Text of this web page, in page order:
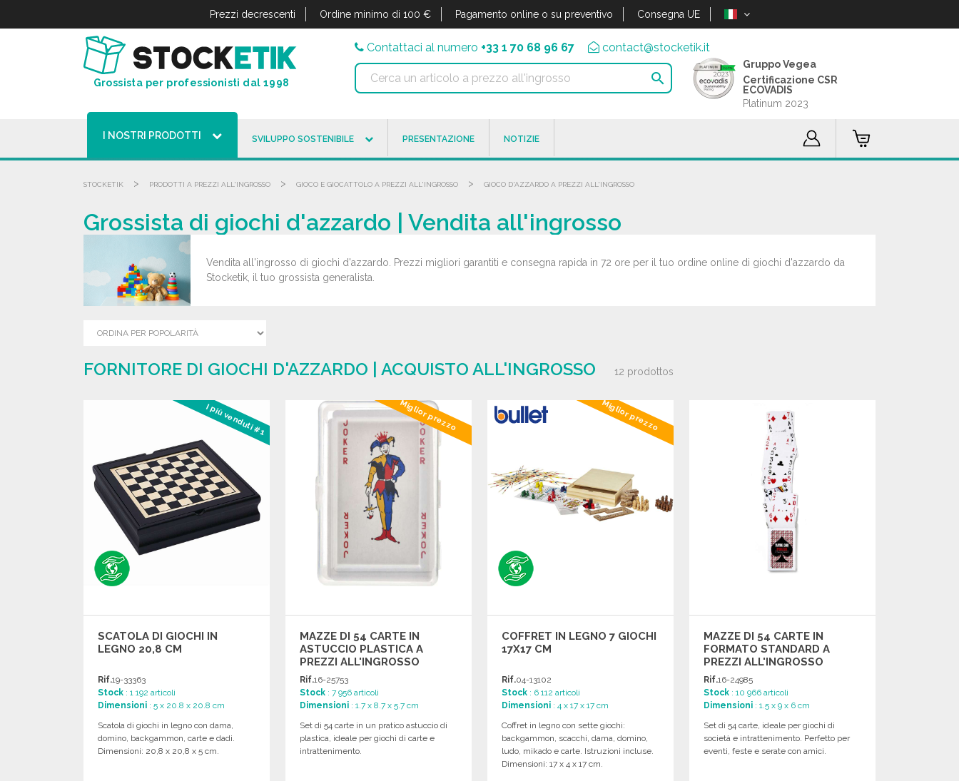
Prezzi decrescenti Ordine minimo di 100 € Pagamento online o su preventivo Consegna UE
Grossista per professionisti dal 1998
Contattaci al numero +33 1 70 68 96 67 contact@stocketik.it

Gruppo Vegea
Certificazione CSR
ECOVADIS
Platinum 2023
I NOSTRI PRODOTTI SVILUPPO SOSTENIBILE PRESENTAZIONE NOTIZIE
STOCKETIK > PRODOTTI A PREZZI ALL'INGROSSO > GIOCO E GIOCATTOLO A PREZZI ALL'INGROSSO > GIOCO D'AZZARDO A PREZZI ALL'INGROSSO
Grossista di giochi d'azzardo | Vendita all'ingrosso
Vendita all'ingrosso di giochi d'azzardo. Prezzi migliori garantiti e consegna rapida in 72 ore per il tuo ordine online di giochi d'azzardo da
Stocketik, il tuo grossista generalista.
FORNITORE DI GIOCHI D'AZZARDO | ACQUISTO ALL'INGROSSO 12 prodottos
I più venduti #1
SCATOLA DI GIOCHI IN
LEGNO 20,8 CM
Rif.19-33363
Stock : 1 192 articoli
Dimensioni : 5 x 20.8 x 20.8 cm
Scatola di giochi in legno con dama,
domino, backgammon, carte e dadi.
Dimensioni: 20,8 x 20,8 x 5 cm.
Miglior prezzo
MAZZE DI 54 CARTE IN
ASTUCCIO PLASTICA A
PREZZI ALL'INGROSSO
Rif.16-25753
Stock : 7 956 articoli
Dimensioni : 1.7 x 8.7 x 5.7 cm
Set di 54 carte in un pratico astuccio di
plastica, ideale per giochi di carte e
intrattenimento.
Miglior prezzo
COFFRET IN LEGNO 7 GIOCHI
17X17 CM
Rif.04-13102
Stock : 6 112 articoli
Dimensioni : 4 x 17 x 17 cm
Coffret in legno con sette giochi:
backgammon, scacchi, dama, domino,
ludo, mikado e carte. Istruzioni incluse.
Dimensioni: 17 x 4 x 17 cm.
MAZZE DI 54 CARTE IN
FORMATO STANDARD A
PREZZI ALL'INGROSSO
Rif.16-24985
Stock : 10 966 articoli
Dimensioni : 1.5 x 9 x 6 cm
Set di 54 carte, ideale per giochi di
società e intrattenimento. Perfetto per
eventi, feste e serate con amici.